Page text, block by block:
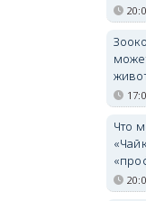
Что